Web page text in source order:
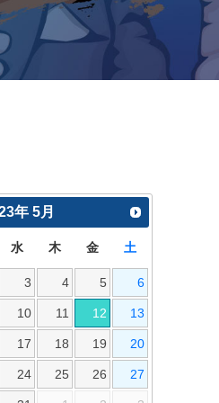
年 5月
水 木 金 土
3 4 5 6
10 11 12 13
17 18 19 20
24 25 26 27